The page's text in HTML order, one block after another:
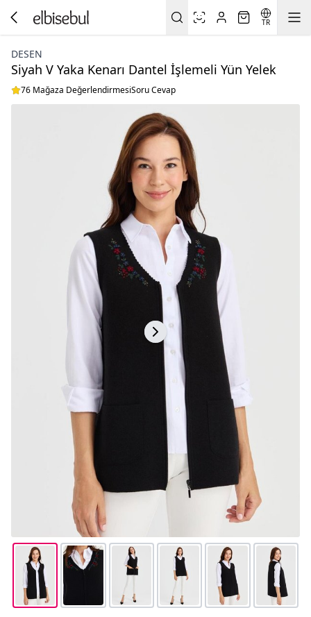
TR
DESEN
Siyah V Yaka Kenarı Dantel İşlemeli Yün Yelek
76 Mağaza DeğerlendirmesiSoru Cevap